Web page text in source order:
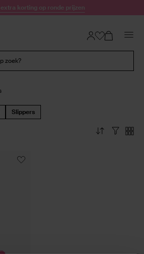
extra korting op ronde prijzen
zoek?
Slippers